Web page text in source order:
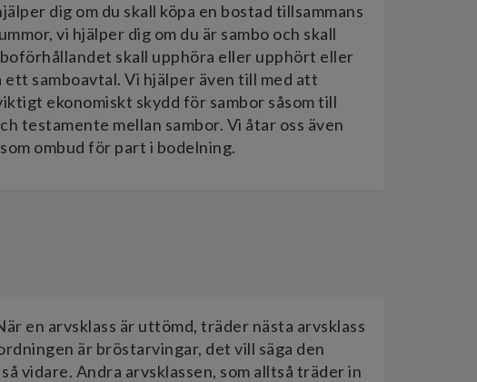
dig om du skall köpa en bostad tillsammans
vi hjälper dig om du är sambo och skall
skall upphöra eller upphört eller
samboavtal. Vi hjälper även till med att
ekonomiskt skydd för sambor såsom till
testamente mellan sambor. Vi åtar oss även
ombud för part i bodelning.
en arvsklass är uttömd, träder nästa arvsklass
är bröstarvingar, det vill säga den
vidare. Andra arvsklassen, som alltså träder in